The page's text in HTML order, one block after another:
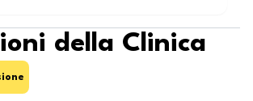
della Clinica